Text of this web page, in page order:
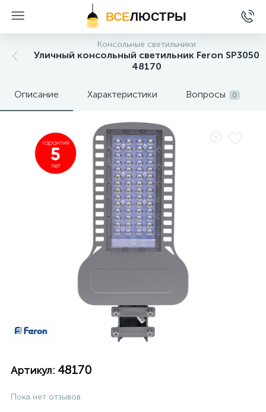
ВСЕЛЮСТРЫ
Консольные светильники
Уличный консольный светильник Feron SP3050
48170
Описание Характеристики Вопросы 0
Артикул: 48170
Пока нет отзывов